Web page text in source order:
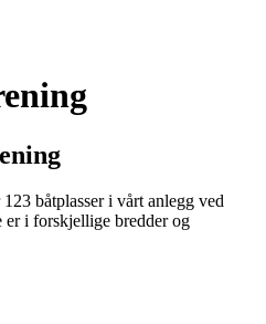
båtplasser i vårt anlegg ved
i forskjellige bredder og